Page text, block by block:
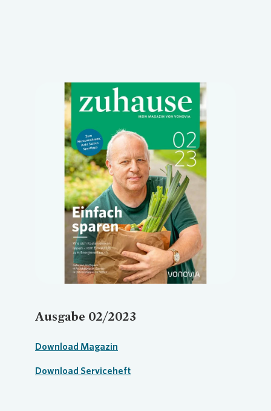
Loading...
Ausgabe 02/2023
Download Magazin
Download Serviceheft